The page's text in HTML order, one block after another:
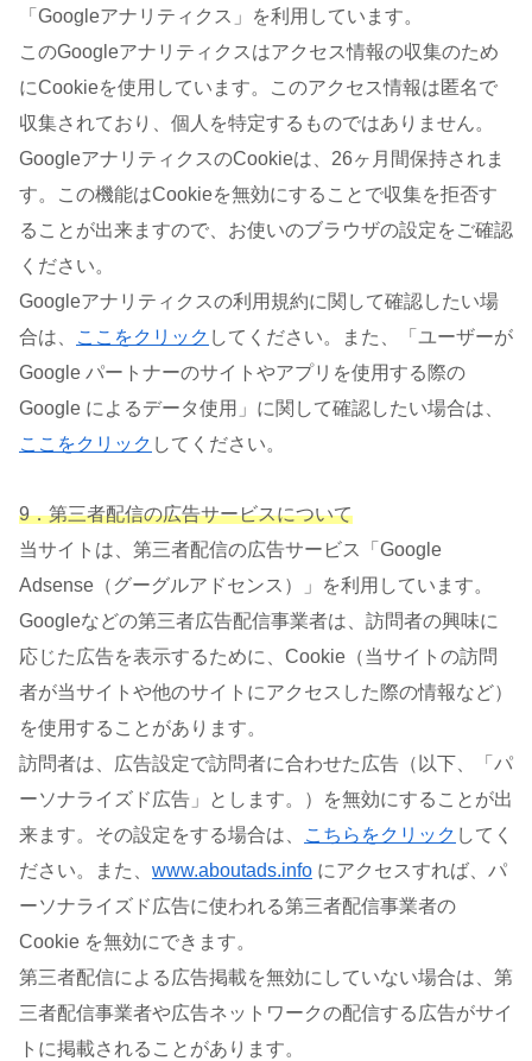
「Googleアナリティクス」を利用しています。
このGoogleアナリティクスはアクセス情報の収集のため
にCookieを使用しています。このアクセス情報は匿名で
収集されており、個人を特定するものではありません。
GoogleアナリティクスのCookieは、26ヶ月間保持されま
す。この機能はCookieを無効にすることで収集を拒否す
ることが出来ますので、お使いのブラウザの設定をご確認
ください。
Googleアナリティクスの利用規約に関して確認したい場
合は、
ここをクリック してください。また、「ユーザーが
Google パートナーのサイトやアプリを使用する際の
Google によるデータ使用」に関して確認したい場合は、
ここをクリック してください。
9．第三者配信の広告サービスについて
当サイトは、第三者配信の広告サービス「Google
Adsense（グーグルアドセンス）」を利用しています。
Googleなどの第三者広告配信事業者は、訪問者の興味に
応じた広告を表示するために、Cookie（当サイトの訪問
者が当サイトや他のサイトにアクセスした際の情報など）
を使用することがあります。
訪問者は、広告設定で訪問者に合わせた広告（以下、「パ
ーソナライズド広告」とします。）を無効にすることが出
来ます。その設定をする場合は、
こちらをクリック してく
ださい。また、 www.aboutads.info にアクセスすれば、パ
ーソナライズド広告に使われる第三者配信事業者の
Cookie を無効にできます。
第三者配信による広告掲載を無効にしていない場合は、第
三者配信事業者や広告ネットワークの配信する広告がサイ
トに掲載されることがあります。